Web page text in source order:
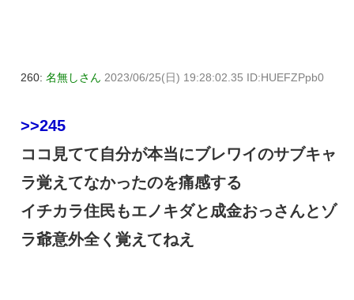
260: 名無しさん 2023/06/25(日) 19:28:02.35 ID:HUEFZPpb0
>>245
ココ見てて自分が本当にブレワイのサブキャ
ラ覚えてなかったのを痛感する
イチカラ住民もエノキダと成金おっさんとゾ
ラ爺意外全く覚えてねえ